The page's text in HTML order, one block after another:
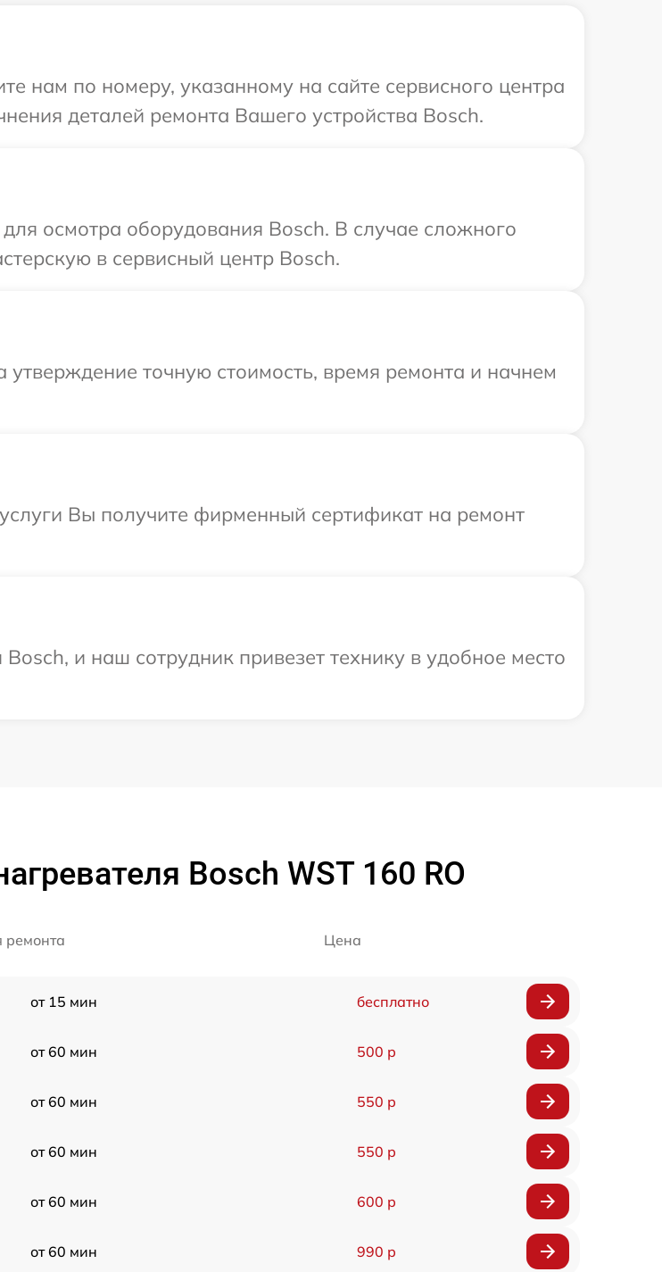
нам по номеру, указанному на сайте сервисного центра
деталей ремонта Вашего устройства Bosch.
осмотра оборудования Bosch. В случае сложного
в сервисный центр Bosch.
точную стоимость, время ремонта и начнем
Вы получите фирменный сертификат на ремонт
и наш сотрудник привезет технику в удобное место
Bosch WST 160 RO
ремонта Цена
от 15 мин бесплатно
от 60 мин 500 р
от 60 мин 550 р
от 60 мин 550 р
от 60 мин 600 р
от 60 мин 990 р